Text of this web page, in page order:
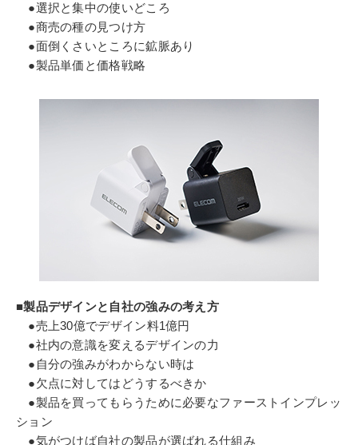
●選択と集中の使いどころ
●商売の種の見つけ方
●面倒くさいところに鉱脈あり
●製品単価と価格戦略
■製品デザインと自社の強みの考え方
●売上30億でデザイン料1億円
●社内の意識を変えるデザインの力
●自分の強みがわからない時は
●欠点に対してはどうするべきか
●製品を買ってもらうために必要なファーストインプレッ
ション
●気がつけば自社の製品が選ばれる仕組み